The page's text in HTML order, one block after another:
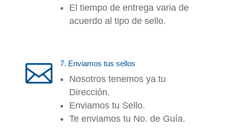
El tiempo de entrega varia de
acuerdo al tipo de sello.
 7. Enviamos tus sellos
Nosotros tenemos ya tu
Dirección.
Enviamos tu Sello.
Te enviamos tu No. de Guía.